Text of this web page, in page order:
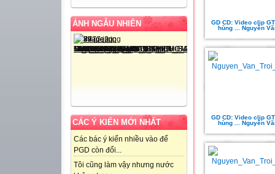
ẢNH NGẪU NHIÊN
CÁC Ý KIẾN MỚI NHẤT
Các bác ý kiến nhiều vào để
PGD còn đổi...
Tôi cũng làm vậy nhưng nước
GD CD: Video clip
hùng ... Nguyễn
GD CD: Video clip
hùng ... Nguyễn